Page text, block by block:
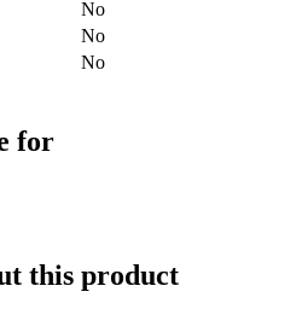
No
No
No
for
this product